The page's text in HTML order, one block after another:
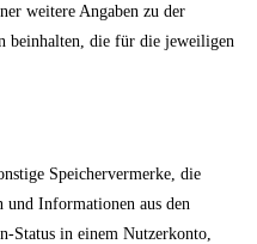
weitere Angaben zu der
beinhalten, die für die jeweiligen
Speichervermerke, die
und Informationen aus den
Status in einem Nutzerkonto,